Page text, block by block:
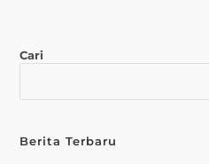
Cari
Berita Terbaru